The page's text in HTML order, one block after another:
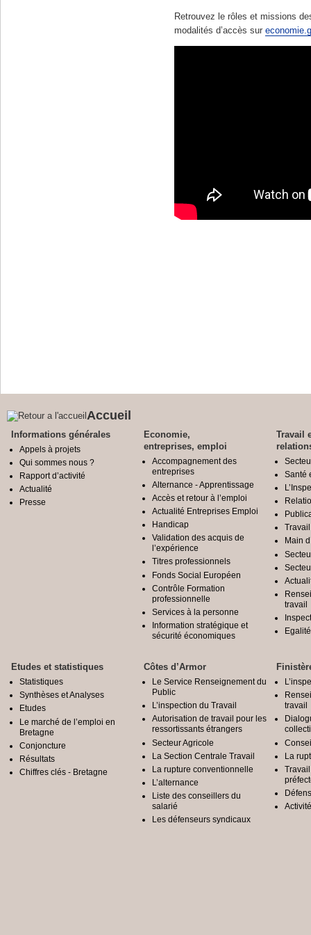
Retrouvez le rôles et missions
modalités d’accès sur
Accueil
Informations générales
Appels à projets
Qui sommes nous ?
Rapport d’activité
Actualité
Presse
Economie,
entreprises, emploi
Accompagnement des
entreprises
Alternance - Apprentissage
Accès et retour à l’emploi
Actualité Entreprises Emploi
Handicap
Validation des acquis de
l’expérience
Titres professionnels
Fonds Social Européen
Contrôle Formation
professionnelle
Services à la personne
Information stratégique et
sécurité économiques
Travail
Santé
Main
travail
Etudes et statistiques
Statistiques
Synthèses et Analyses
Etudes
Le marché de l’emploi en
Bretagne
Conjoncture
Résultats
Chiffres clés - Bretagne
Côtes d’Armor
Le Service Renseignement du
Public
L’inspection du Travail
Autorisation de travail pour les
ressortissants étrangers
Secteur Agricole
La Section Centrale Travail
La rupture conventionnelle
L’alternance
Liste des conseillers du
salarié
Les défenseurs syndicaux
travail
La